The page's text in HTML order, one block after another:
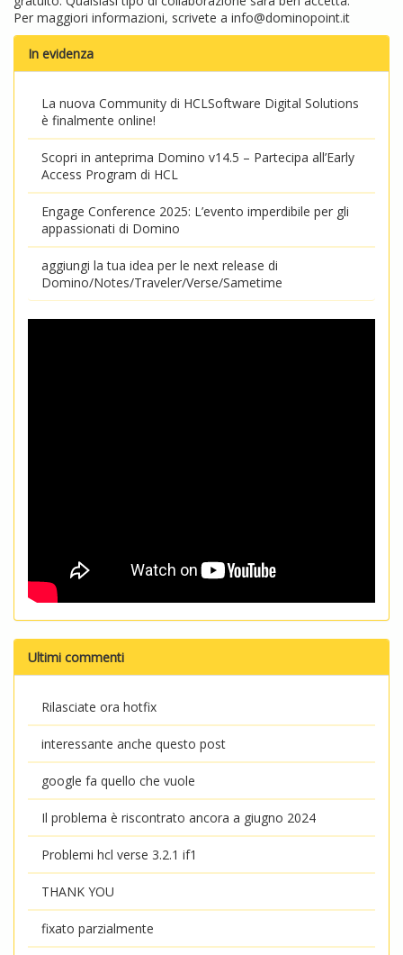
Per maggiori informazioni, scrivete a info@dominopoint.it
In evidenza
La nuova Community di HCLSoftware Digital Solutions
è finalmente online!
Scopri in anteprima Domino v14.5 – Partecipa all’Early
Access Program di HCL
Engage Conference 2025: L’evento imperdibile per gli
appassionati di Domino
aggiungi la tua idea per le next release di
Domino/Notes/Traveler/Verse/Sametime
Ultimi commenti
Rilasciate ora hotfix
interessante anche questo post
google fa quello che vuole
Il problema è riscontrato ancora a giugno 2024
Problemi hcl verse 3.2.1 if1
THANK YOU
fixato parzialmente